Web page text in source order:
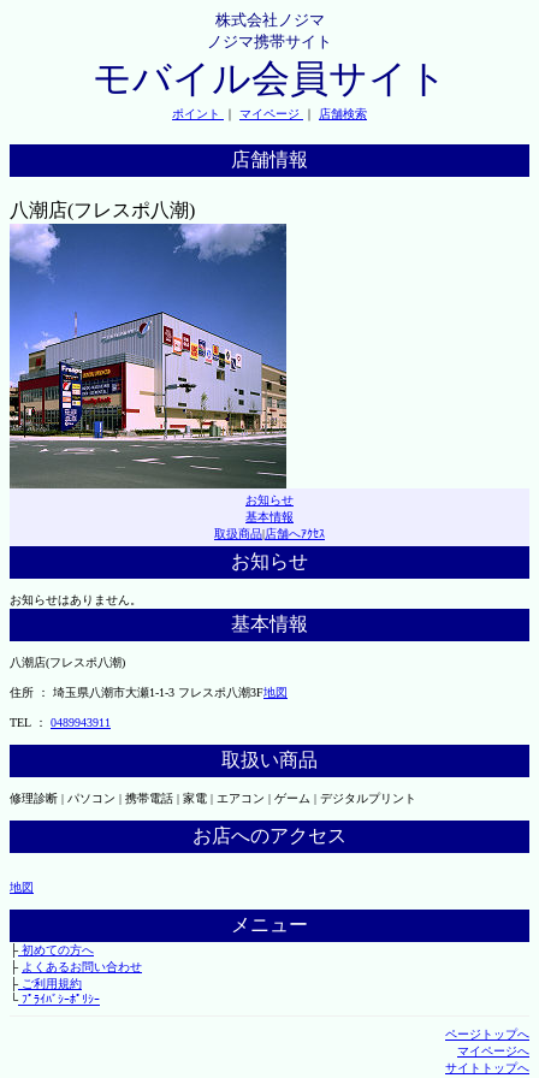
株式会社ノジマ
ノジマ携帯サイト
モバイル会員サイト
ポイント ｜ マイページ ｜ 店舗検索
店舗情報
八潮店(フレスポ八潮)
お知らせ
基本情報
取扱商品|店舗へｱｸｾｽ
お知らせ
お知らせはありません。
基本情報
八潮店(フレスポ八潮)
住所 ： 埼玉県八潮市大瀬1-1-3 フレスポ八潮3F地図
TEL ： 0489943911
取扱い商品
修理診断 | パソコン | 携帯電話 | 家電 | エアコン | ゲーム | デジタルプリント
お店へのアクセス
地図
メニュー
├初めての方へ
├ よくあるお問い合わせ
├ご利用規約
└ﾌﾟﾗｲﾊﾞｼｰﾎﾟﾘｼｰ
ページトップへ
マイページへ
サイトトップへ